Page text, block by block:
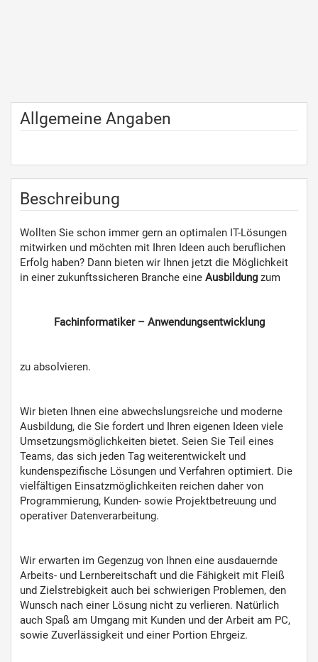
Allgemeine Angaben
Beschreibung
Wollten Sie schon immer gern an optimalen IT-Lösungen
mitwirken und möchten mit Ihren Ideen auch beruflichen
Erfolg haben? Dann bieten wir Ihnen jetzt die Möglichkeit
in einer zukunftssicheren Branche eine Ausbildung zum
Fachinformatiker – Anwendungsentwicklung
zu absolvieren.
Wir bieten Ihnen eine abwechslungsreiche und moderne
Ausbildung, die Sie fordert und Ihren eigenen Ideen viele
Umsetzungsmöglichkeiten bietet. Seien Sie Teil eines
Teams, das sich jeden Tag weiterentwickelt und
kundenspezifische Lösungen und Verfahren optimiert. Die
vielfältigen Einsatzmöglichkeiten reichen daher von
Programmierung, Kunden- sowie Projektbetreuung und
operativer Datenverarbeitung.
Wir erwarten im Gegenzug von Ihnen eine ausdauernde
Arbeits- und Lernbereitschaft und die Fähigkeit mit Fleiß
und Zielstrebigkeit auch bei schwierigen Problemen, den
Wunsch nach einer Lösung nicht zu verlieren. Natürlich
auch Spaß am Umgang mit Kunden und der Arbeit am PC,
sowie Zuverlässigkeit und einer Portion Ehrgeiz.